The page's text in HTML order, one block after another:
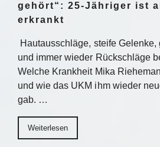
gehört“: 25-Jähriger ist
erkrankt
Hautausschläge, steife
und immer wieder Rückschläge
Welche Krankheit Mika
und wie das UKM ihm wieder
gab. …
Weiterlesen